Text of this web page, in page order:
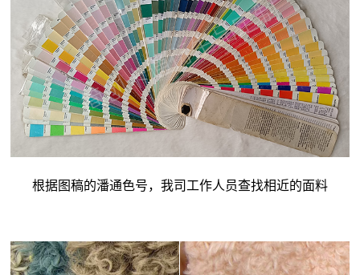
根据图稿的潘通色号，我司工作人员查找相近的面料